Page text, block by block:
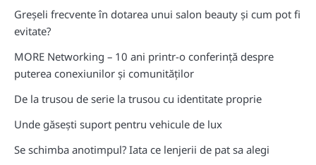
Greșeli frecvente în dotarea unui salon beauty și cum pot fi
evitate?
MORE Networking – 10 ani printr-o conferință despre
puterea conexiunilor și comunităților
De la trusou de serie la trusou cu identitate proprie
Unde găsești suport pentru vehicule de lux
Se schimba anotimpul? Iata ce lenjerii de pat sa alegi